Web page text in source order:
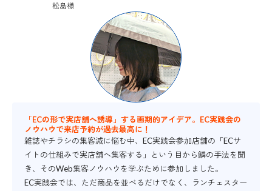
松島様
「ECの形で実店舗へ誘導」する画期的アイデア。EC実践会の
ノウハウで来店予約が過去最高に！
雑誌やチラシの集客減に悩む中、EC実践会参加店舗の「ECサ
イトの仕組みで実店舗へ集客する」という目から鱗の手法を聞
き、そのWeb集客ノウハウを学ぶために参加しました。
EC実践会では、ただ商品を並べるだけでなく、ランチェスター